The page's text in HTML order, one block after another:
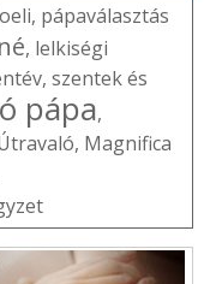
, pápaválasztás
, lelkiségi
, szentek és
pápa,
, Magnifica